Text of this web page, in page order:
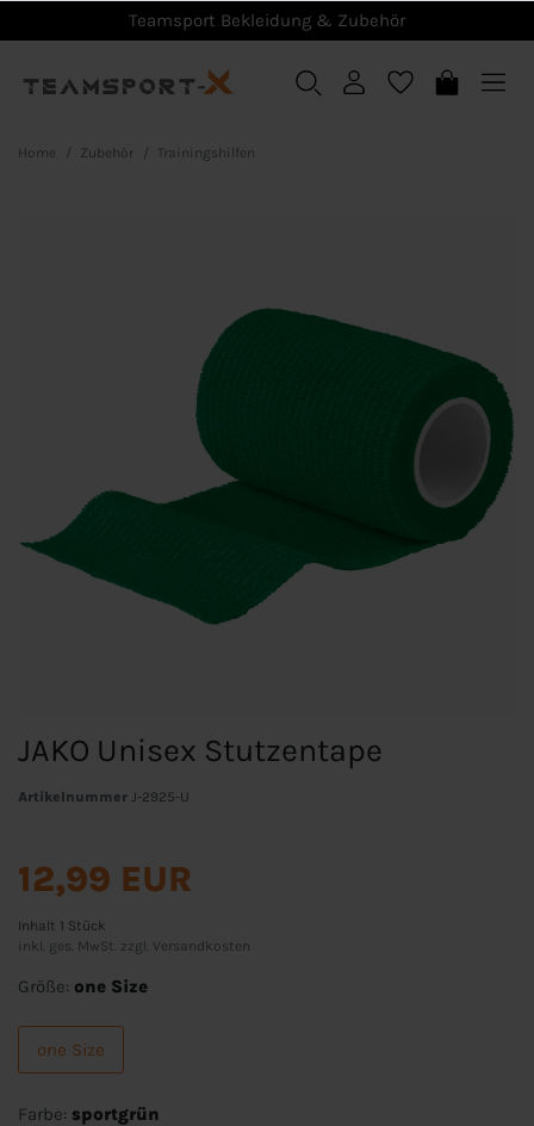
Teamsport Bekleidung & Zubehör
Home Zubehör Trainingshilfen
JAKO Unisex Stutzentape
Artikelnummer J-2925-U
12,99 EUR
Inhalt 1 Stück
inkl. ges. MwSt. zzgl. Versandkosten
Größe: one Size
one Size
Farbe: sportgrün